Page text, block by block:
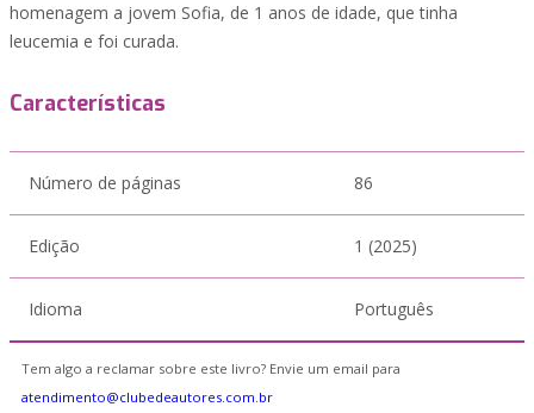
homenagem a jovem Sofia, de 1 anos de idade, que tinha
leucemia e foi curada.
Características
Número de páginas 86
Edição 1 (2025)
Idioma Português
Tem algo a reclamar sobre este livro? Envie um email para
atendimento@clubedeautores.com.br